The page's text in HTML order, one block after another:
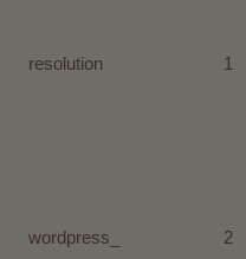
resolution 1
wordpress_ 2